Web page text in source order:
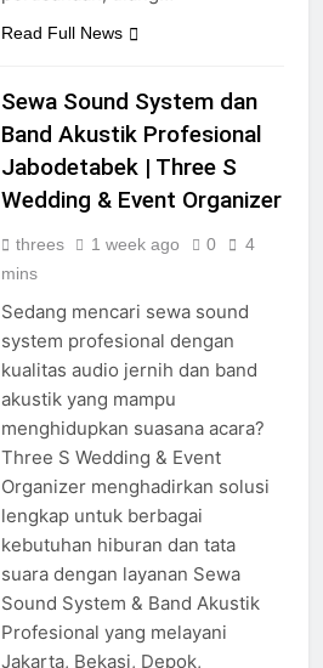
perusahaan, ulang…
Sewa Sound System dan
Band Akustik Profesional
Jabodetabek | Three S
Wedding & Event Organizer
threes
Sedang mencari sewa sound
system profesional dengan
kualitas audio jernih dan band
akustik yang mampu
menghidupkan suasana acara?
Three S Wedding & Event
Organizer menghadirkan solusi
lengkap untuk berbagai
kebutuhan hiburan dan tata
suara dengan layanan Sewa
Sound System & Band Akustik
Profesional yang melayani